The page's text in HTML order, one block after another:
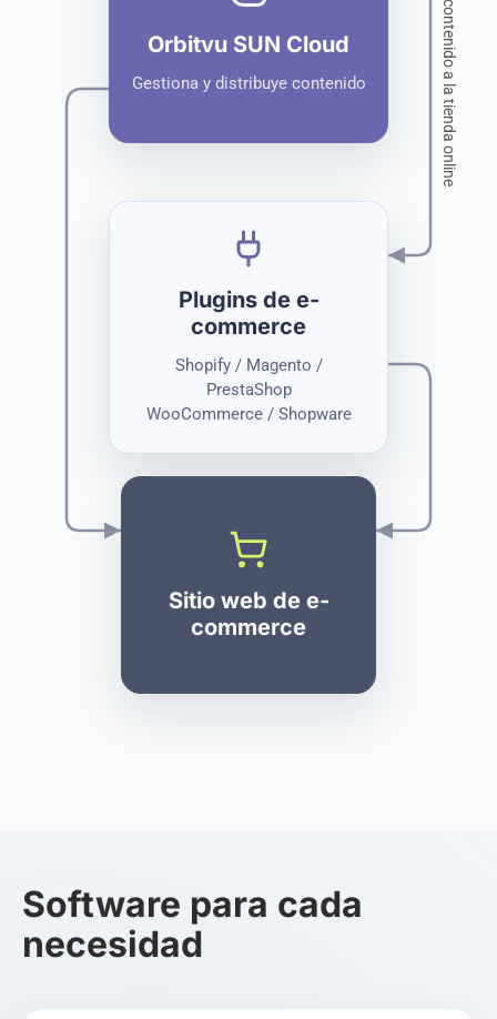
Orbitvu SUN Cloud
Gestiona y distribuye contenido
Plugins de e-
commerce
Shopify / Magento /
PrestaShop
WooCommerce / Shopware
Sitio web de e-
commerce
Software para cada
necesidad